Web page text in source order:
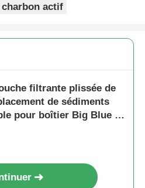
actif
filtrante plissée de
de sédiments
pour boîtier Big Blue 20